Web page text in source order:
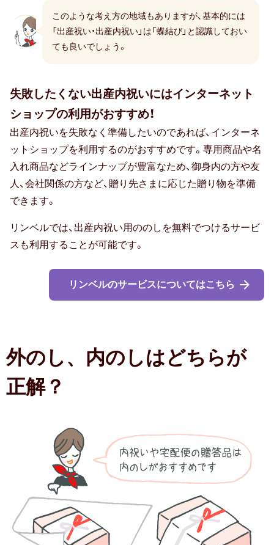
60代男性
おじいちゃん・祖父
80代男性
おばあちゃん・祖母
90代男性
人気・ランキング
結婚内祝い 出産内祝い 香典返し
入進学のお返し
長寿祝い
このような考え方の地域もありますが、基本的には
「出産祝い・出産内祝い」は「蝶結び」と認識しておい
ても良いでしょう。
失敗したくない出産内祝いにはインターネット
ショップの利用がおすすめ！
出産内祝いを失敗なく準備したいのであれば、インターネ
ットショップを利用するのがおすすめです。専用商品や名
入れ商品などラインナップが豊富なため、御身内の方や友
人、会社関係の方など、贈り先さまに応じた贈り物を準備
できます。
リンベルでは、出産内祝い用ののしを無料でつけるサービ
スも利用することが可能です。
リンベルのサービスについてはこちら
外のし、内のしはどちらが
正解？